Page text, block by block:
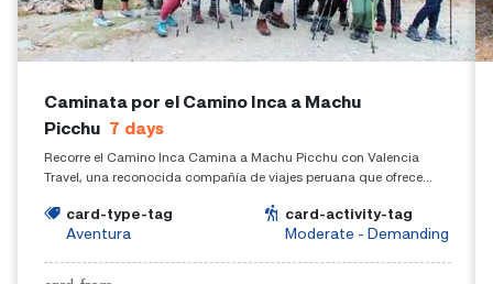
Caminata por el Camino Inca a Machu
Picchu 7 days
Recorre el Camino Inca Camina a Machu Picchu con Valencia
Travel, una reconocida compañía de viajes peruana que ofrece
información sobre el Camino Inca a Machu Picchu.
card-type-tag
Aventura
card-activity-tag
Moderate - Demanding